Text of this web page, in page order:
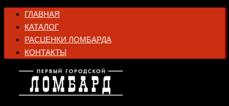
Перейти
содержимому
ГЛАВНАЯ
КАТАЛОГ
РАСЦЕНКИ ЛОМБАРДА
КОНТАКТЫ